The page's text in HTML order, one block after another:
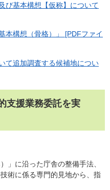
び基本構想【仮称】について
本構想（骨格）」 [PDFファイ
て追加調査する候補地につい
支援業務委託を実
」に沿った庁舎の整備手法、
術に係る専門的見地から、指